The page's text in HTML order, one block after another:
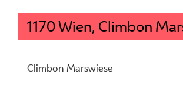
1170 Wien, Climbon
Climbon Marswiese